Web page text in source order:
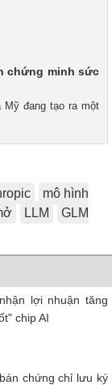
chứng minh sức
Mỹ đang tạo ra một
mô hình
LLM
GLM
lợi nhuận tăng
chip AI
chứng chỉ lưu ký